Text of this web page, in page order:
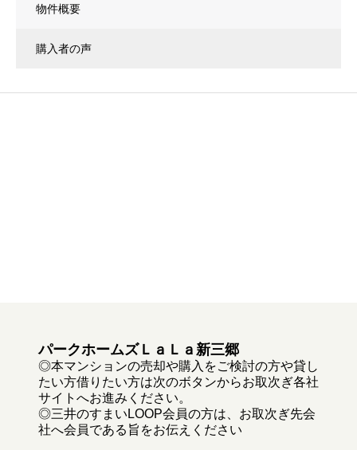
物件概要
購入者の声
パークホームズＬａＬａ新三郷
◎本マンションの売却や購入をご検討の方や貸し
たい方借りたい方は次のボタンからお取次ぎ各社
サイトへお進みください。
◎三井のすまいLOOP会員の方は、お取次ぎ先会
社へ会員である旨をお伝えください